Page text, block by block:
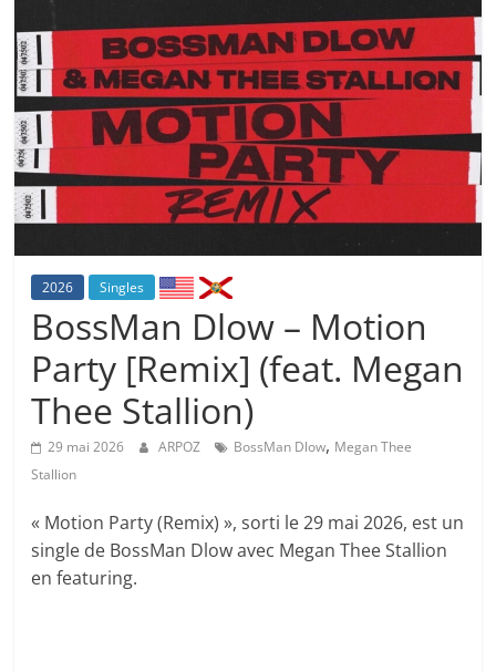
2026 Singles
BossMan Dlow – Motion
Party [Remix] (feat. Megan
Thee Stallion)
29 mai 2026 ARPOZ BossMan Dlow, Megan Thee
Stallion
« Motion Party (Remix) », sorti le 29 mai 2026, est un
single de BossMan Dlow avec Megan Thee Stallion
en featuring.